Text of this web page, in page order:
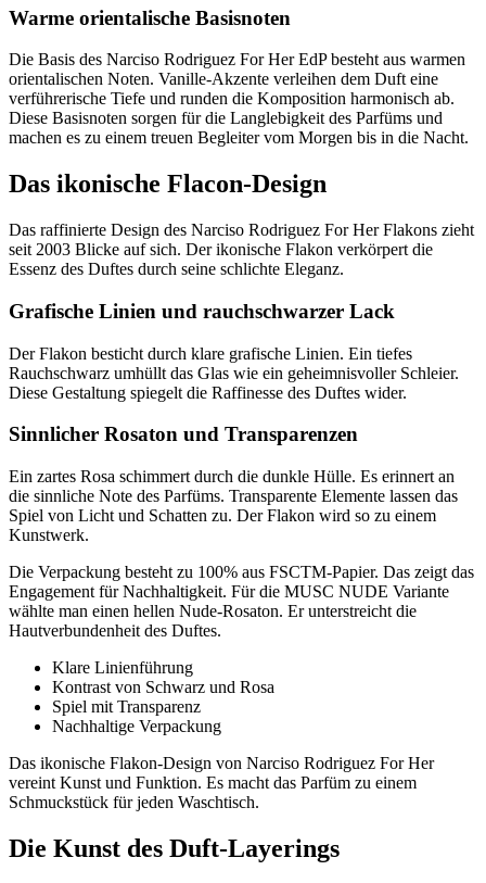
Warme orientalische Basisnoten
Die Basis des Narciso Rodriguez For Her EdP besteht aus warmen
orientalischen Noten. Vanille-Akzente verleihen dem Duft eine
verführerische Tiefe und runden die Komposition harmonisch ab.
Diese Basisnoten sorgen für die Langlebigkeit des Parfüms und
machen es zu einem treuen Begleiter vom Morgen bis in die Nacht.
Das ikonische Flacon-Design
Das raffinierte Design des Narciso Rodriguez For Her Flakons zieht
seit 2003 Blicke auf sich. Der ikonische Flakon verkörpert die
Essenz des Duftes durch seine schlichte Eleganz.
Grafische Linien und rauchschwarzer Lack
Der Flakon besticht durch klare grafische Linien. Ein tiefes
Rauchschwarz umhüllt das Glas wie ein geheimnisvoller Schleier.
Diese Gestaltung spiegelt die Raffinesse des Duftes wider.
Sinnlicher Rosaton und Transparenzen
Ein zartes Rosa schimmert durch die dunkle Hülle. Es erinnert an
die sinnliche Note des Parfüms. Transparente Elemente lassen das
Spiel von Licht und Schatten zu. Der Flakon wird so zu einem
Kunstwerk.
Die Verpackung besteht zu 100% aus FSCTM-Papier. Das zeigt das
Engagement für Nachhaltigkeit. Für die MUSC NUDE Variante
wählte man einen hellen Nude-Rosaton. Er unterstreicht die
Hautverbundenheit des Duftes.
Klare Linienführung
Kontrast von Schwarz und Rosa
Spiel mit Transparenz
Nachhaltige Verpackung
Das ikonische Flakon-Design von Narciso Rodriguez For Her
vereint Kunst und Funktion. Es macht das Parfüm zu einem
Schmuckstück für jeden Waschtisch.
Die Kunst des Duft-Layerings